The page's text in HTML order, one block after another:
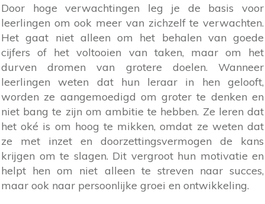
Door hoge verwachtingen leg je de basis voor
leerlingen om ook meer van zichzelf te verwachten.
Het gaat niet alleen om het behalen van goede
cijfers of het voltooien van taken, maar om het
durven dromen van grotere doelen. Wanneer
leerlingen weten dat hun leraar in hen gelooft,
worden ze aangemoedigd om groter te denken en
niet bang te zijn om ambitie te hebben. Ze leren dat
het oké is om hoog te mikken, omdat ze weten dat
ze met inzet en doorzettingsvermogen de kans
krijgen om te slagen. Dit vergroot hun motivatie en
helpt hen om niet alleen te streven naar succes,
maar ook naar persoonlijke groei en ontwikkeling.